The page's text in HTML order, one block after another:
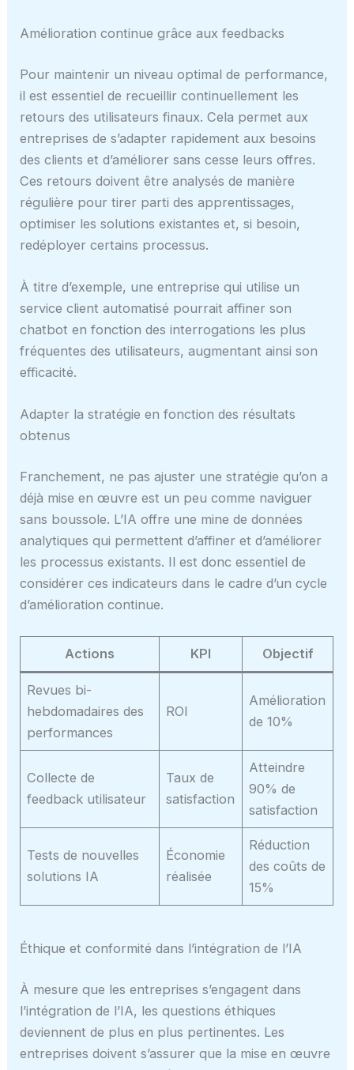
Amélioration continue grâce aux feedbacks
Pour maintenir un niveau optimal de performance,
il est essentiel de recueillir continuellement les
retours des utilisateurs finaux. Cela permet aux
entreprises de s’adapter rapidement aux besoins
des clients et d’améliorer sans cesse leurs offres.
Ces retours doivent être analysés de manière
régulière pour tirer parti des apprentissages,
optimiser les solutions existantes et, si besoin,
redéployer certains processus.
À titre d’exemple, une entreprise qui utilise un
service client automatisé pourrait affiner son
chatbot en fonction des interrogations les plus
fréquentes des utilisateurs, augmentant ainsi son
efficacité.
Adapter la stratégie en fonction des résultats
obtenus
Franchement, ne pas ajuster une stratégie qu’on a
déjà mise en œuvre est un peu comme naviguer
sans boussole. L’IA offre une mine de données
analytiques qui permettent d’affiner et d’améliorer
les processus existants. Il est donc essentiel de
considérer ces indicateurs dans le cadre d’un cycle
d’amélioration continue.
Actions KPI Objectif
Revues bi-
hebdomadaires des
performances
ROI
Amélioration
de 10%
Collecte de
feedback utilisateur
Taux de
satisfaction
Atteindre
90% de
satisfaction
Tests de nouvelles
solutions IA
Économie
réalisée
Réduction
des coûts de
15%
Éthique et conformité dans l’intégration de l’IA
À mesure que les entreprises s’engagent dans
l’intégration de l’IA, les questions éthiques
deviennent de plus en plus pertinentes. Les
entreprises doivent s’assurer que la mise en œuvre